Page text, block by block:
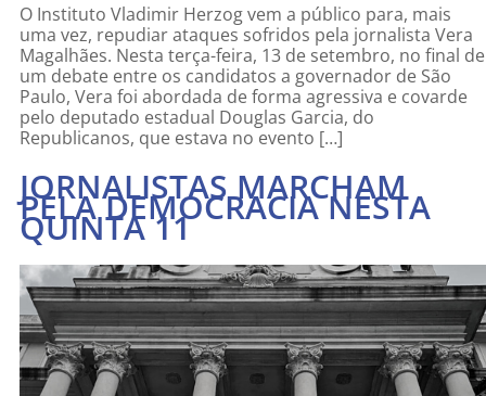
O Instituto Vladimir Herzog vem a público para, mais
uma vez, repudiar ataques sofridos pela jornalista Vera
Magalhães. Nesta terça-feira, 13 de setembro, no final de
um debate entre os candidatos a governador de São
Paulo, Vera foi abordada de forma agressiva e covarde
pelo deputado estadual Douglas Garcia, do
Republicanos, que estava no evento […]
JORNALISTAS MARCHAM
PELA DEMOCRACIA NESTA
QUINTA 11